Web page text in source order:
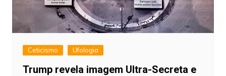
Ceticismo Ufologia
Trump revela imagem Ultra-Secreta e